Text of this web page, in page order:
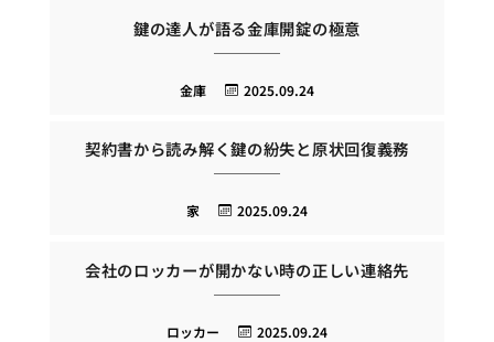
鍵の達人が語る金庫開錠の極意
2025.09.24
金庫
契約書から読み解く鍵の紛失と原状回復義務
2025.09.24
家
会社のロッカーが開かない時の正しい連絡先
2025.09.24
ロッカー